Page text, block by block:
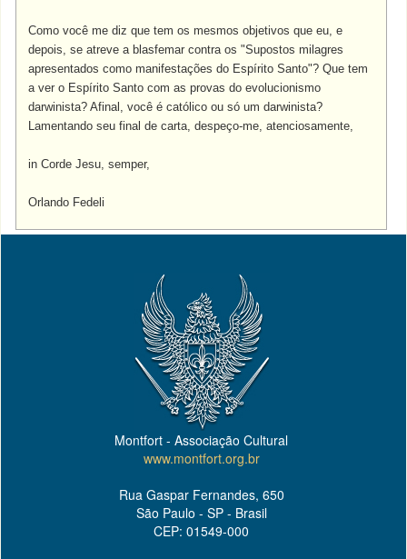
Como você me diz que tem os mesmos objetivos que eu, e
depois, se atreve a blasfemar contra os "Supostos milagres
apresentados como manifestações do Espírito Santo"? Que tem
a ver o Espírito Santo com as provas do evolucionismo
darwinista? Afinal, você é católico ou só um darwinista?
Lamentando seu final de carta, despeço-me, atenciosamente,
in Corde Jesu, semper,
Orlando Fedeli
Montfort - Associação Cultural
www.montfort.org.br
Rua Gaspar Fernandes, 650
São Paulo - SP - Brasil
CEP: 01549-000